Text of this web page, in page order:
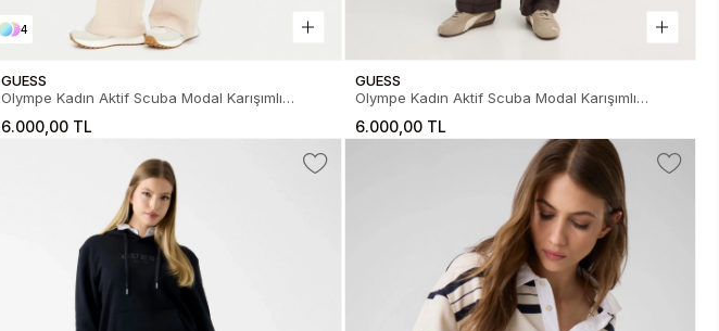
4
GUESS
Olympe Kadın Aktif Scuba Modal Karışımlı
6.000,00 TL
GUESS
Olympe Kadın Aktif Scuba Modal Karışımlı
6.000,00 TL